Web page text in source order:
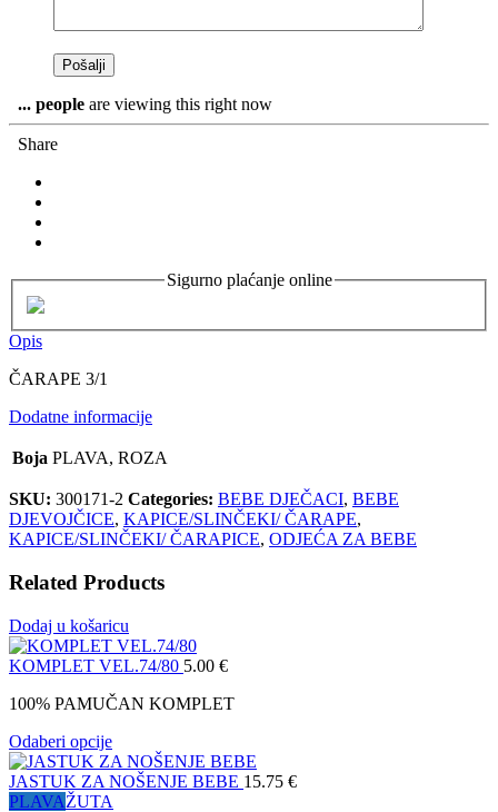
... people are viewing this right now
Share
Sigurno plaćanje online
Opis
ČARAPE 3/1
Dodatne informacije
Boja PLAVA, ROZA
SKU: 300171-2 Categories: BEBE DJEČACI, BEBE
DJEVOJČICE, KAPICE/SLINČEKI/ ČARAPE,
KAPICE/SLINČEKI/ ČARAPICE, ODJEĆA ZA BEBE
Related Products
Dodaj u košaricu
KOMPLET VEL.74/80 5.00 €
100% PAMUČAN KOMPLET
Odaberi opcije
JASTUK ZA NOŠENJE BEBE 15.75 €
PLAVAŽUTA